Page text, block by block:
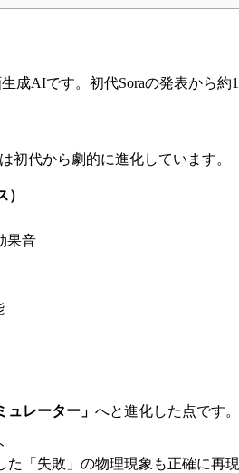
成AIです。初代Soraの発表から
初代から劇的に進化しています。
果音
ュレーター」 へと進化した点です。
「失敗」の物理現象も正確に再現